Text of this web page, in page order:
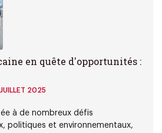
en quête d'opportunités :
2025
à de nombreux défis
politiques et environnementaux,